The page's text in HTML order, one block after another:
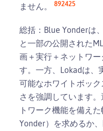
ません。 892425
総括：Blue Yonderは
と一部の公開された
画＋実行＋ネットワ
す。一方、Lokadは、
可能なホワイトボッ
さを強調しています
トワーク機能を備え
Yonder）を求めるか